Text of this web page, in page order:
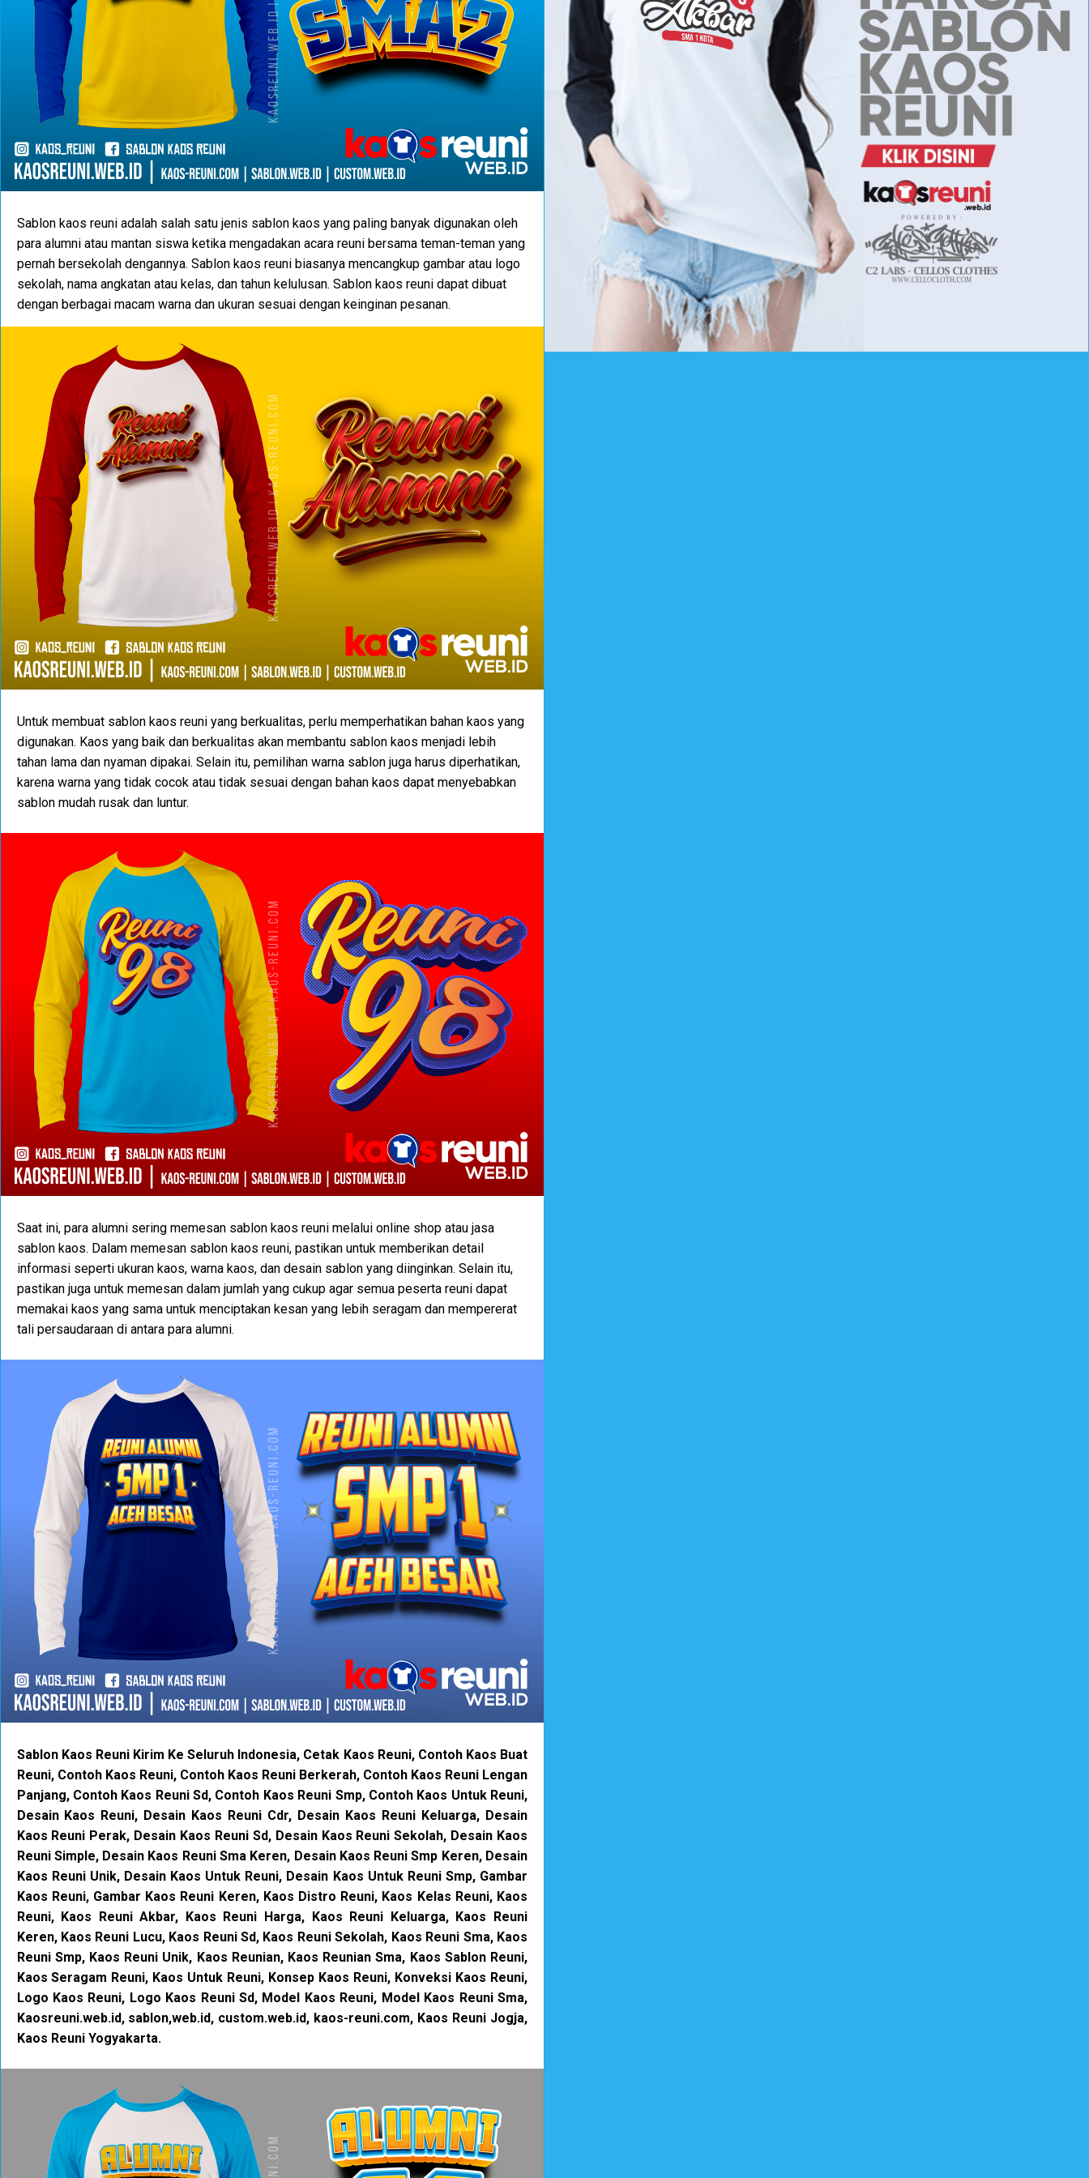
Sablon kaos reuni adalah salah satu jenis sablon kaos yang paling banyak digunakan oleh
para alumni atau mantan siswa ketika mengadakan acara reuni bersama teman-teman yang
pernah bersekolah dengannya. Sablon kaos reuni biasanya mencangkup gambar atau logo
sekolah, nama angkatan atau kelas, dan tahun kelulusan. Sablon kaos reuni dapat dibuat
dengan berbagai macam warna dan ukuran sesuai dengan keinginan pesanan.
Untuk membuat sablon kaos reuni yang berkualitas, perlu memperhatikan bahan kaos yang
digunakan. Kaos yang baik dan berkualitas akan membantu sablon kaos menjadi lebih
tahan lama dan nyaman dipakai. Selain itu, pemilihan warna sablon juga harus diperhatikan,
karena warna yang tidak cocok atau tidak sesuai dengan bahan kaos dapat menyebabkan
sablon mudah rusak dan luntur.
Saat ini, para alumni sering memesan sablon kaos reuni melalui online shop atau jasa
sablon kaos. Dalam memesan sablon kaos reuni, pastikan untuk memberikan detail
informasi seperti ukuran kaos, warna kaos, dan desain sablon yang diinginkan. Selain itu,
pastikan juga untuk memesan dalam jumlah yang cukup agar semua peserta reuni dapat
memakai kaos yang sama untuk menciptakan kesan yang lebih seragam dan mempererat
tali persaudaraan di antara para alumni.
Sablon Kaos Reuni Kirim Ke Seluruh Indonesia, Cetak Kaos Reuni, Contoh Kaos Buat
Reuni, Contoh Kaos Reuni, Contoh Kaos Reuni Berkerah, Contoh Kaos Reuni Lengan
Panjang, Contoh Kaos Reuni Sd, Contoh Kaos Reuni Smp, Contoh Kaos Untuk Reuni,
Desain Kaos Reuni, Desain Kaos Reuni Cdr, Desain Kaos Reuni Keluarga, Desain
Kaos Reuni Perak, Desain Kaos Reuni Sd, Desain Kaos Reuni Sekolah, Desain Kaos
Reuni Simple, Desain Kaos Reuni Sma Keren, Desain Kaos Reuni Smp Keren, Desain
Kaos Reuni Unik, Desain Kaos Untuk Reuni, Desain Kaos Untuk Reuni Smp, Gambar
Kaos Reuni, Gambar Kaos Reuni Keren, Kaos Distro Reuni, Kaos Kelas Reuni, Kaos
Reuni, Kaos Reuni Akbar, Kaos Reuni Harga, Kaos Reuni Keluarga, Kaos Reuni
Keren, Kaos Reuni Lucu, Kaos Reuni Sd, Kaos Reuni Sekolah, Kaos Reuni Sma, Kaos
Reuni Smp, Kaos Reuni Unik, Kaos Reunian, Kaos Reunian Sma, Kaos Sablon Reuni,
Kaos Seragam Reuni, Kaos Untuk Reuni, Konsep Kaos Reuni, Konveksi Kaos Reuni,
Logo Kaos Reuni, Logo Kaos Reuni Sd, Model Kaos Reuni, Model Kaos Reuni Sma,
Kaosreuni.web.id, sablon,web.id, custom.web.id, kaos-reuni.com, Kaos Reuni Jogja,
Kaos Reuni Yogyakarta.